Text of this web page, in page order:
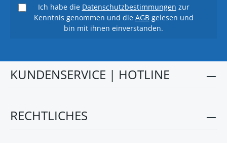
Ich habe die Datenschutzbestimmungen zur
Kenntnis genommen und die AGBgelesen und
bin mit ihnen einverstanden.
KUNDENSERVICE | HOTLINE
RECHTLICHES